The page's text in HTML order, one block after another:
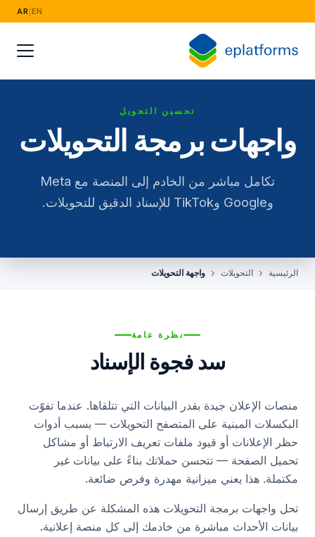
EN
AR
تحسين التحويل
واجهات برمجة التحويلات
تكامل مباشر من الخادم إلى المنصة مع Meta
وGoogle وTikTok للإسناد الدقيق للتحويلات.
الرئيسية التحويلات واجهة التحويلات
نظرة عامة
سد فجوة الإسناد
منصات الإعلان جيدة بقدر البيانات التي تتلقاها. عندما تفوّت
البكسلات المبنية على المتصفح التحويلات — بسبب أدوات
حظر الإعلانات أو قيود ملفات تعريف الارتباط أو مشاكل
تحميل الصفحة — تتحسن حملاتك بناءً على بيانات غير
مكتملة. هذا يعني ميزانية مهدرة وفرص ضائعة.
تحل واجهات برمجة التحويلات هذه المشكلة عن طريق إرسال
بيانات الأحداث مباشرة من خادمك إلى كل منصة إعلانية.
الأزياء والتجزئة
الخدمات المالية والقانونية والتأمين
الأغذية وسلسلة التوريد
الفنون والمعارض
الجمعيات الخيرية والمنظمات غير الربحية
الرعاية الصحية